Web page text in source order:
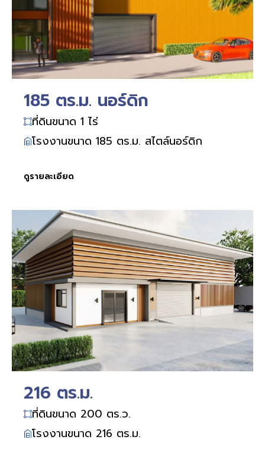
185 ตร.ม. นอร์ดิก
ที่ดินขนาด 1 ไร่
โรงงานขนาด 185 ตร.ม. สไตล์นอร์ดิก
ดูรายละเอียด
216 ตร.ม.
ที่ดินขนาด 200 ตร.ว.
โรงงานขนาด 216 ตร.ม.